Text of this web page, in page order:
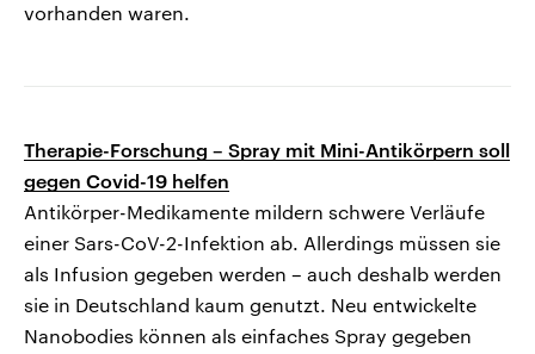
vorhanden waren.
Therapie-Forschung – Spray mit Mini-Antikörpern soll
gegen Covid-19 helfen
Antikörper-Medikamente mildern schwere Verläufe
einer Sars-CoV-2-Infektion ab. Allerdings müssen sie
als Infusion gegeben werden – auch deshalb werden
sie in Deutschland kaum genutzt. Neu entwickelte
Nanobodies können als einfaches Spray gegeben